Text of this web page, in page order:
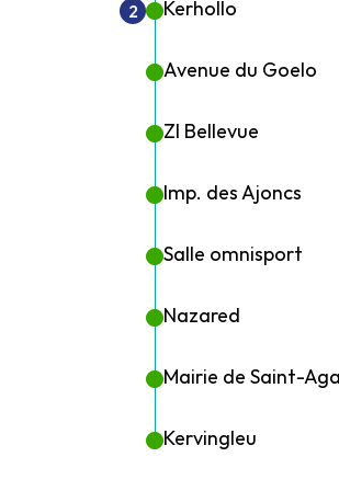
2 Kerhollo
Avenue du Goelo
ZI Bellevue
Imp. des Ajoncs
Salle omnisport
Nazared
Mairie de Saint-
Kervingleu